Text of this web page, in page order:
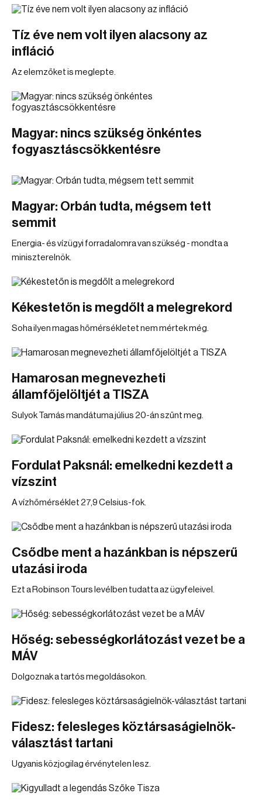
Tíz éve nem volt ilyen alacsony az
infláció
Az elemzőket is meglepte.
Magyar: nincs szükség önkéntes
fogyasztáscsökkentésre
Magyar: Orbán tudta, mégsem tett
semmit
Energia- és vízügyi forradalomra van szükség - mondta a
miniszterelnök.
Kékestetőn is megdőlt a melegrekord
Soha ilyen magas hőmérsékletet nem mértek még.
Hamarosan megnevezheti
államfőjelöltjét a TISZA
Sulyok Tamás mandátuma július 20-án szűnt meg.
Fordulat Paksnál: emelkedni kezdett a
vízszint
A vízhőmérséklet 27,9 Celsius-fok.
Csődbe ment a hazánkban is népszerű
utazási iroda
Ezt a Robinson Tours levélben tudatta az ügyfeleivel.
Hőség: sebességkorlátozást vezet be a
MÁV
Dolgoznak a tartós megoldásokon.
Fidesz: felesleges köztársaságielnök-
választást tartani
Ugyanis közjogilag érvénytelen lesz.